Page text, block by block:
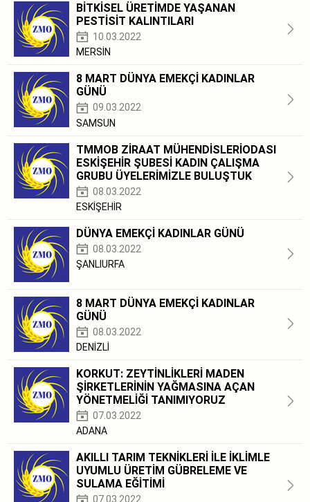
BİTKİSEL ÜRETİMDE YAŞANAN
PESTİSİT KALINTILARI
10.03.2022
MERSİN
8 MART DÜNYA EMEKÇİ KADINLAR
GÜNÜ
09.03.2022
SAMSUN
TMMOB ZİRAAT MÜHENDİSLERİODASI
ESKİŞEHİR ŞUBESİ KADIN ÇALIŞMA
GRUBU ÜYELERİMİZLE BULUŞTUK
08.03.2022
ESKİŞEHİR
DÜNYA EMEKÇİ KADINLAR GÜNÜ
08.03.2022
ŞANLIURFA
8 MART DÜNYA EMEKÇİ KADINLAR
GÜNÜ
08.03.2022
DENİZLİ
KORKUT: ZEYTİNLİKLERİ MADEN
ŞİRKETLERİNİN YAĞMASINA AÇAN
YÖNETMELİĞİ TANIMIYORUZ
07.03.2022
ADANA
AKILLI TARIM TEKNİKLERİ İLE İKLİMLE
UYUMLU ÜRETİM GÜBRELEME VE
SULAMA EĞİTİMİ
07.03.2022